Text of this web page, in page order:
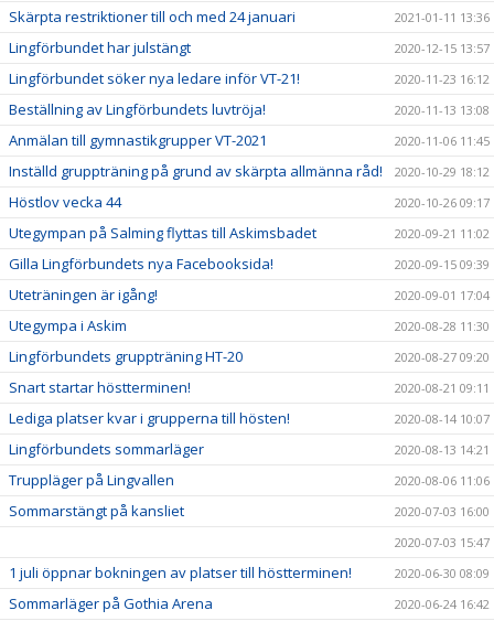
Skärpta restriktioner till och med 24 januari 2021-01-11 13:36
Lingförbundet har julstängt 2020-12-15 13:57
Lingförbundet söker nya ledare inför VT-21! 2020-11-23 16:12
Beställning av Lingförbundets luvtröja! 2020-11-13 13:08
Anmälan till gymnastikgrupper VT-2021 2020-11-06 11:45
Inställd gruppträning på grund av skärpta allmänna råd! 2020-10-29 18:12
Höstlov vecka 44 2020-10-26 09:17
Utegympan på Salming flyttas till Askimsbadet 2020-09-21 11:02
Gilla Lingförbundets nya Facebooksida! 2020-09-15 09:39
Uteträningen är igång! 2020-09-01 17:04
Utegympa i Askim 2020-08-28 11:30
Lingförbundets gruppträning HT-20 2020-08-27 09:20
Snart startar höstterminen! 2020-08-21 09:11
Lediga platser kvar i grupperna till hösten! 2020-08-14 10:07
Lingförbundets sommarläger 2020-08-13 14:21
Truppläger på Lingvallen 2020-08-06 11:06
Sommarstängt på kansliet
2020-07-03 16:00
2020-07-03 15:47
1 juli öppnar bokningen av platser till höstterminen! 2020-06-30 08:09
Sommarläger på Gothia Arena 2020-06-24 16:42